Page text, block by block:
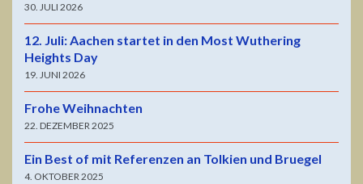
30. JULI 2026
12. Juli: Aachen startet in den Most Wuthering
Heights Day
19. JUNI 2026
Frohe Weihnachten
22. DEZEMBER 2025
Ein Best of mit Referenzen an Tolkien und Bruegel
4. OKTOBER 2025